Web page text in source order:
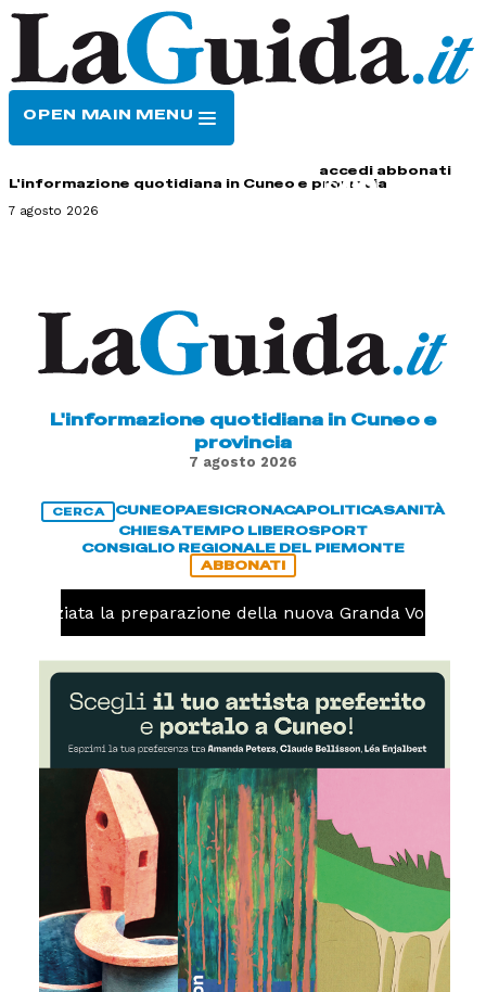
OPEN MAIN MENU
accedi abbonati
L'informazione quotidiana in Cuneo e provincia
7 agosto 2026
L'informazione quotidiana in Cuneo e
provincia
7 agosto 2026
CERCA CUNEOPAESICRONACAPOLITICASANITÀ
CHIESATEMPO LIBEROSPORT
CONSIGLIO REGIONALE DEL PIEMONTE
ABBONATI
iniziata la preparazione della nuova Granda Volley